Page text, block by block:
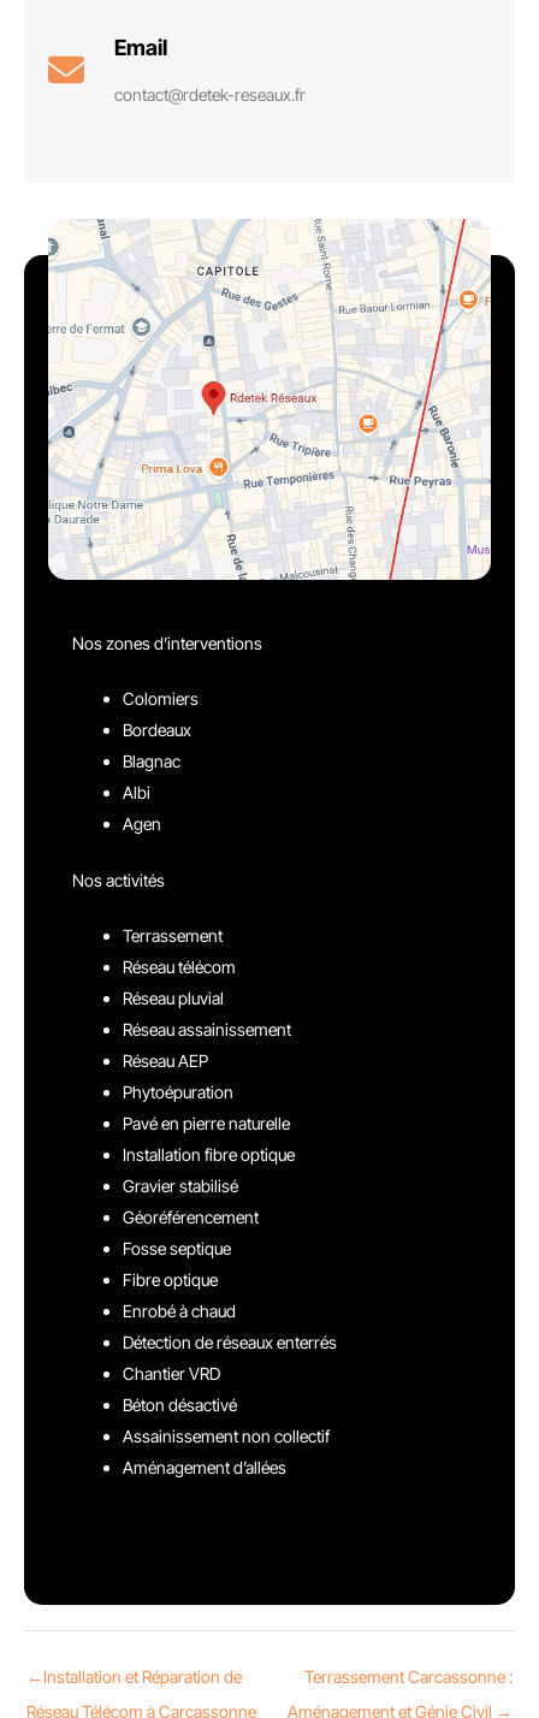
Email
contact@rdetek-reseaux.fr
Nos zones d’interventions
Colomiers
Bordeaux
Blagnac
Albi
Agen
Nos activités
Terrassement
Réseau télécom
Réseau pluvial
Réseau assainissement
Réseau AEP
Phytoépuration
Pavé en pierre naturelle
Installation fibre optique
Gravier stabilisé
Géoréférencement
Fosse septique
Fibre optique
Enrobé à chaud
Détection de réseaux enterrés
Chantier VRD
Béton désactivé
Assainissement non collectif
Aménagement d’allées
←Installation et Réparation de
Réseau Télécom à Carcassonne
Terrassement Carcassonne :
Aménagement et Génie Civil →